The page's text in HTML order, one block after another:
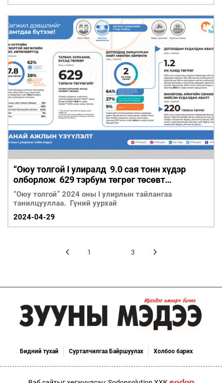
“Оюу толгой I улиралд 9.0 сая тонн хүдэр
олборлож 629 тэрбум төгрөг төсөвт
төвлөрүүлжээ
“Оюу толгой” 2024 оны I улирлын тайлангаа
танилцууллаа. Гүний уурхай
2024-04-29
1 3
Бидний тухай Сурталчилгаа Байршуулах Холбоо барих